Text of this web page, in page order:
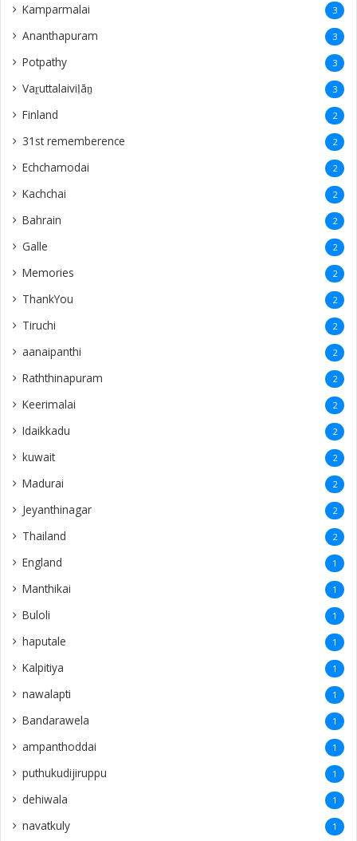
Kamparmalai 3
Ananthapuram 3
‎Potpathy 3
Vaṟuttalaiviḷāṉ 3
Finland 2
31st rememberence 2
Echchamodai 2
Kachchai 2
Bahrain 2
Galle 2
Memories 2
ThankYou 2
Tiruchi 2
aanaipanthi 2
Raththinapuram 2
Keerimalai 2
Idaikkadu 2
kuwait 2
Madurai 2
Jeyanthinagar 2
Thailand 2
England 1
Manthikai 1
Buloli 1
haputale 1
Kalpitiya 1
nawalapti 1
Bandarawela 1
ampanthoddai 1
puthukudijiruppu 1
dehiwala 1
navatkuly 1